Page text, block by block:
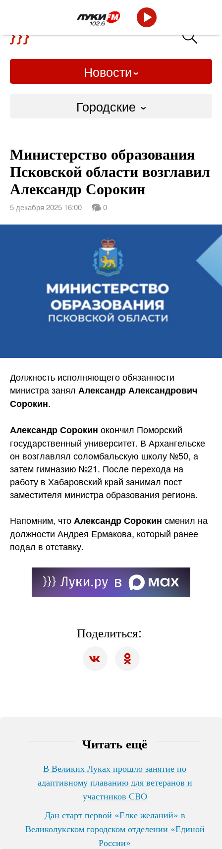
Новости
Городские
Слово Дело
Народные
ВТРК
Министерство образования
Псковской области возглавил
Александр Сорокин
5 декабря 2025 16:00 0
Должность исполняющего обязанности
министра занял Александр Александрович
Сорокин.
Александр Сорокин окончил Поморский
государственный университет. В Архангельске
он возглавлял соломбальскую школу №50, а
затем гимназию №21. После перехода на
работу в Хабаровский край занимал пост
заместителя министра образования региона.
Напомним, чтоАлександр Сорокин сменил на
должности Андрея Ермакова, который ранее
подал в отставку.
Поделиться:
Читать ещё
В Великих Луках прошло занятие по
адаптивному плаванию для ветеранов и
участников СВО
Дан старт первой «Елке желаний» в
Великолукском городском отделении «Единой
России»